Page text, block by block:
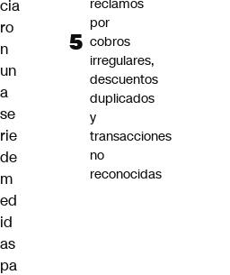
cia
ro
n
un
a
se
rie
de
m
ed
id
as
pa
reclamos
por
cobros
irregulares,
descuentos
duplicados
y
transacciones
no
reconocidas